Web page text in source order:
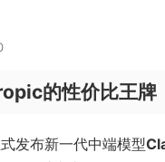
的性价比王牌
发布新一代中端模型